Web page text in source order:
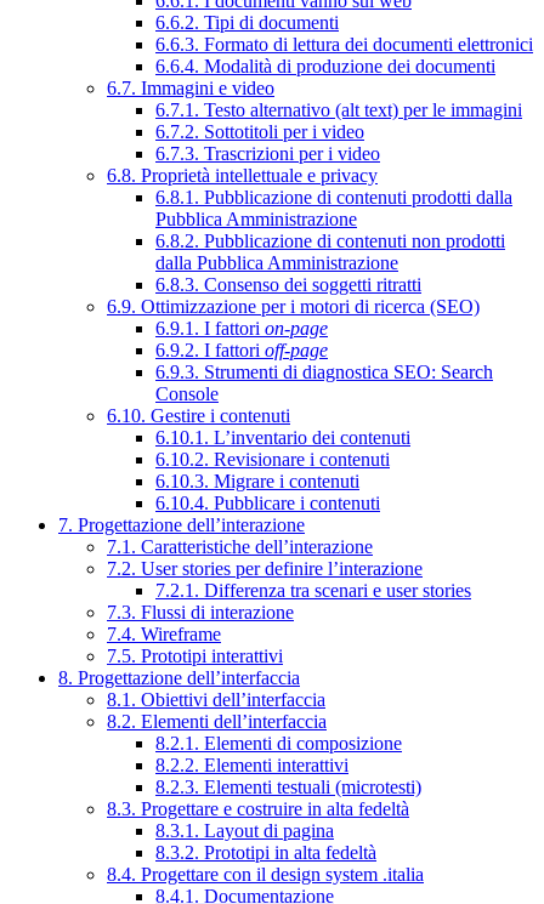
6.6.2. Tipi di documenti
6.6.3. Formato di lettura dei documenti elettronici
6.6.4. Modalità di produzione dei documenti
6.7. Immagini e video
6.7.1. Testo alternativo (alt text) per le immagini
6.7.2. Sottotitoli per i video
6.7.3. Trascrizioni per i video
6.8. Proprietà intellettuale e privacy
6.8.1. Pubblicazione di contenuti prodotti dalla
Pubblica Amministrazione
6.8.2. Pubblicazione di contenuti non prodotti
dalla Pubblica Amministrazione
6.8.3. Consenso dei soggetti ritratti
6.9. Ottimizzazione per i motori di ricerca (SEO)
6.9.1. I fattori on-page
6.9.2. I fattori off-page
6.9.3. Strumenti di diagnostica SEO: Search
Console
6.10. Gestire i contenuti
6.10.1. L’inventario dei contenuti
6.10.2. Revisionare i contenuti
6.10.3. Migrare i contenuti
6.10.4. Pubblicare i contenuti
7. Progettazione dell’interazione
7.1. Caratteristiche dell’interazione
7.2. User stories per definire l’interazione
7.2.1. Differenza tra scenari e user stories
7.3. Flussi di interazione
7.4. Wireframe
7.5. Prototipi interattivi
8. Progettazione dell’interfaccia
8.1. Obiettivi dell’interfaccia
8.2. Elementi dell’interfaccia
8.2.1. Elementi di composizione
8.2.2. Elementi interattivi
8.2.3. Elementi testuali (microtesti)
8.3. Progettare e costruire in alta fedeltà
8.3.1. Layout di pagina
8.3.2. Prototipi in alta fedeltà
8.4. Progettare con il design system .italia
8.4.1. Documentazione